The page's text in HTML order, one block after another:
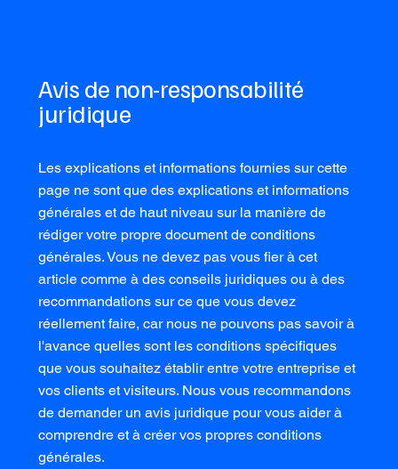
Avis de non-responsabilité
juridique
Les explications et informations fournies sur cette
page ne sont que des explications et informations
générales et de haut niveau sur la manière de
rédiger votre propre document de conditions
générales. Vous ne devez pas vous fier à cet
article comme à des conseils juridiques ou à des
recommandations sur ce que vous devez
réellement faire, car nous ne pouvons pas savoir à
l'avance quelles sont les conditions spécifiques
que vous souhaitez établir entre votre entreprise et
vos clients et visiteurs. Nous vous recommandons
de demander un avis juridique pour vous aider à
comprendre et à créer vos propres conditions
générales.